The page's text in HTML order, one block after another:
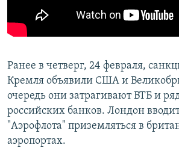
Ранее в четверг, 24 февраля,
Кремля объявили США и
очередь они затрагивают ВТБ и
российских банков. Лондон
"Аэрофлота" приземляться в
аэропортах.